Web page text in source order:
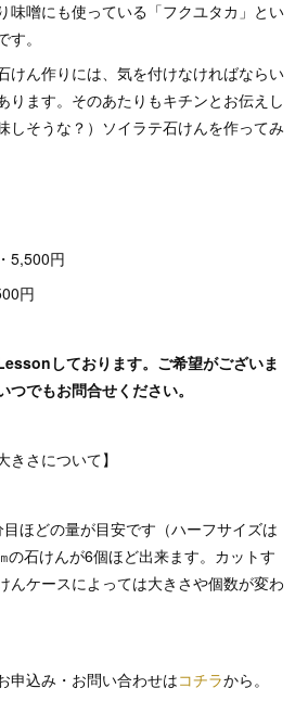
味噌にも使っている「フクユタカ」とい
。
けん作りには、気を付けなければならい
ります。そのあたりもキチンとお伝えし
しそうな？）ソイラテ石けんを作ってみ
5,500円
円
しております。ご希望がございま
つでもお問合せください。
きさについて】
ほどの量が目安です（ハーフサイズは
の石けんが6個ほど出来ます。カットす
んケースによっては大きさや個数が変わ
申込み・お問い合わせはコチラから。